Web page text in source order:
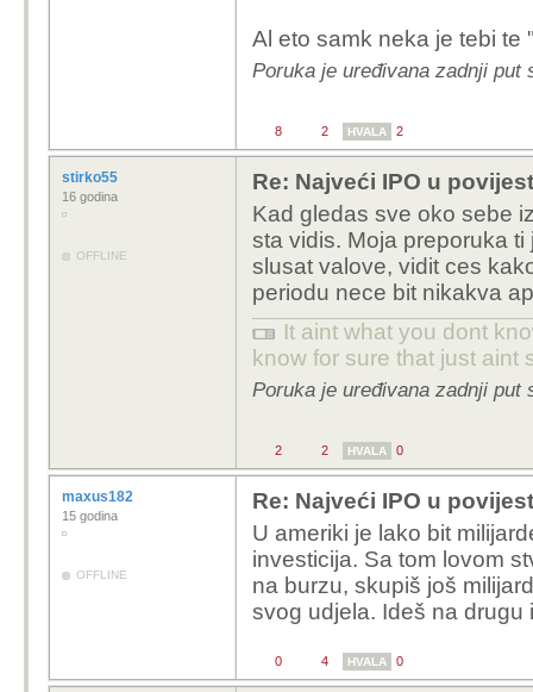
Al eto samk neka je tebi te
Poruka je uređivana zadnji put
8 2 HVALA 2
stirko55
16 godina
OFFLINE
Re: Najveći IPO u
Kad gledas sve oko sebe
sta vidis. Moja preporuka
slusat valove, vidit ces
periodu nece bit nikakva
It aint what you dont
know for sure that just aint
Poruka je uređivana zadnji put
2 2 HVALA 0
maxus182
15 godina
OFFLINE
Re: Najveći IPO u
U ameriki je lako bit
investicija. Sa tom lovom
na burzu, skupiš još
svog udjela. Ideš na drugu
0 4 HVALA 0